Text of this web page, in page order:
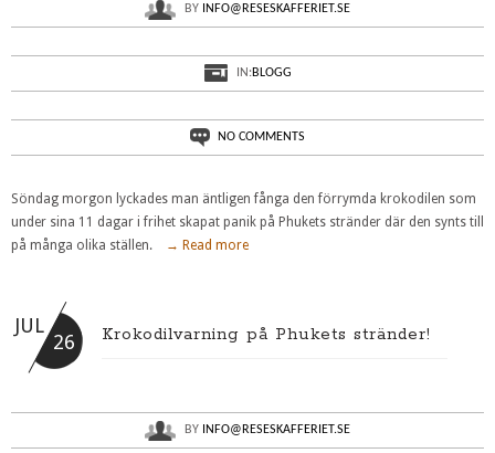
BY INFO@RESESKAFFERIET.SE
IN:BLOGG
NO COMMENTS
Söndag morgon lyckades man äntligen fånga den förrymda krokodilen som
under sina 11 dagar i frihet skapat panik på Phukets stränder där den synts till
på många olika ställen.
→ Read more
JUL
26 Krokodilvarning på Phukets stränder!
BY INFO@RESESKAFFERIET.SE